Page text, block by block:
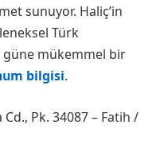
sunuyor. Haliç’in
Türk
güne mükemmel bir
bilgisi.
Pk. 34087 – Fatih /